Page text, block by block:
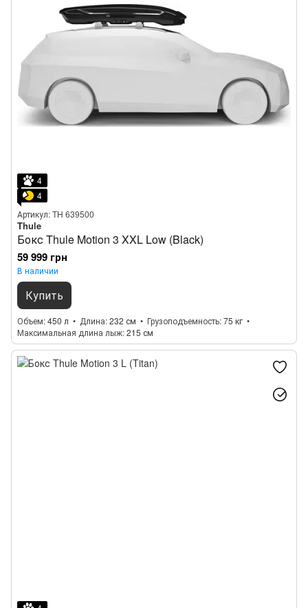
4
4
Артикул: TH 639500
Thule
Бокс Thule Motion 3 XXL Low (Black)
59 999 грн
В наличии
Купить
Объем 450 л Длина 232 см Грузоподъемность 75 кг
Максимальная длина лыж 215 см